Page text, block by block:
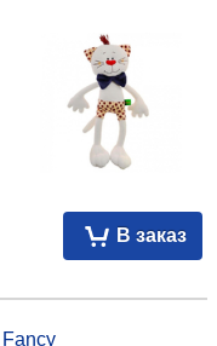
В заказ